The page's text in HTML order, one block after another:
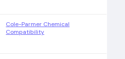
Cole-Parmer Chemical
Compatibility